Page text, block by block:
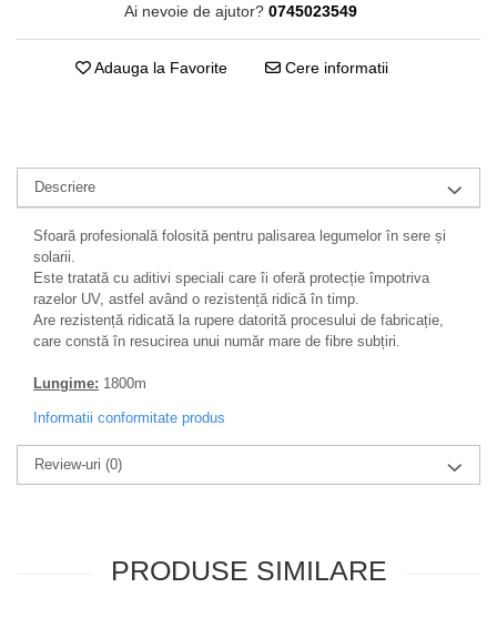
Ai nevoie de ajutor? 0745023549
Adauga la Favorite Cere informatii
Descriere
Sfoară profesională folosită pentru palisarea legumelor în sere și
solarii.
Este tratată cu aditivi speciali care îi oferă protecție împotriva
razelor UV, astfel având o rezistență ridică în timp.
Are rezistență ridicată la rupere datorită procesului de fabricație,
care constă în resucirea unui număr mare de fibre subțiri.
Lungime: 1800m
Informatii conformitate produs
Review-uri (0)
PRODUSE SIMILARE